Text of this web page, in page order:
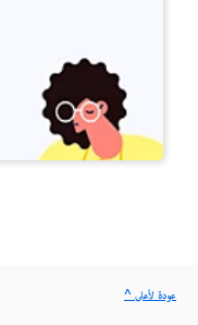
^ عودة لأعلى